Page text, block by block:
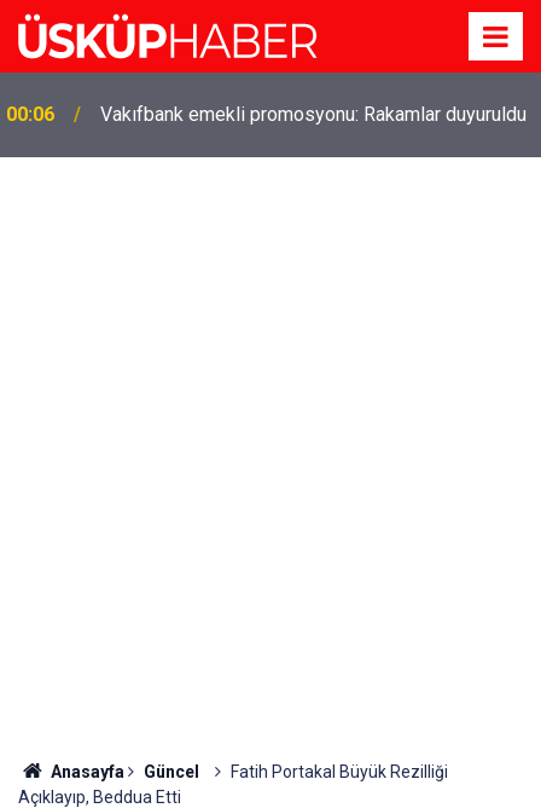
19:21
Gözde oldu! Hem köy hem mahalle hayatı iç içe!
İzmir'deki doğal semt
Anasayfa Güncel
Fatih Portakal Büyük Rezilliği
Açıklayıp, Beddua Etti